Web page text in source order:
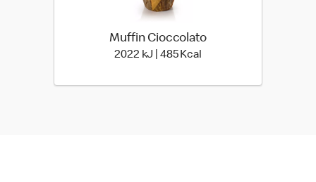
Muffin Cioccolato
2022 kJ | 485 Kcal